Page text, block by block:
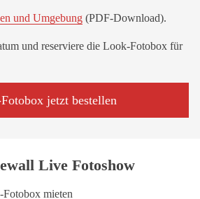
und Umgebung (PDF-Download).
und reserviere die Look-Fotobox für
jetzt bestellen
Live Fotoshow